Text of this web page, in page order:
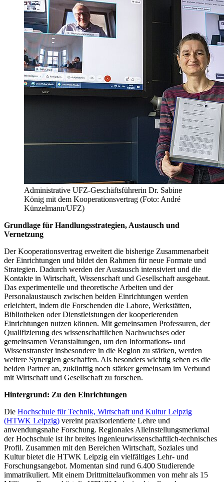
Administrative UFZ-Geschäftsführerin Dr. Sabine
König mit dem Kooperationsvertrag (Foto: André
Künzelmann/UFZ)
Grundlage für Handlungsstrategien, Austausch und
Vernetzung
Der Kooperationsvertrag erweitert die bisherige Zusammenarbeit
der Einrichtungen und bildet den Rahmen für neue Formate und
Strategien. Dadurch werden der Austausch intensiviert und die
Kontakte in Wirtschaft, Wissenschaft und Gesellschaft ausgebaut.
Das experimentelle und theoretische Arbeiten und der
Personalaustausch zwischen beiden Einrichtungen werden
erleichtert, indem die Forschenden die Labore, Werkstätten,
Bibliotheken oder Dienstleistungen der kooperierenden
Einrichtungen nutzen können. Mit gemeinsamen Professuren, der
Qualifizierung des wissenschaftlichen Nachwuchses oder
gemeinsamen Veranstaltungen, um den Informations- und
Wissenstransfer insbesondere in die Region zu stärken, werden
weitere Synergien geschaffen. Als besonders wichtig sehen es die
beiden Partner an, zukünftig noch stärker gemeinsam im Verbund
mit Wirtschaft und Gesellschaft zu forschen.
Hintergrund: Zu den Einrichtungen
Die Hochschule für Technik, Wirtschaft und Kultur Leipzig
(HTWK Leipzig) vereint praxisorientierte Lehre und
anwendungsnahe Forschung. Regionales Alleinstellungsmerkmal
der Hochschule ist ihr breites ingenieurwissenschaftlich-technisches
Profil. Zusammen mit den Bereichen Wirtschaft, Soziales und
Kultur bietet die HTWK Leipzig ein vielfältiges Lehr- und
Forschungsangebot. Momentan sind rund 6.400 Studierende
immatrikuliert. Mit einem Drittmittelaufkommen von mehr als 15